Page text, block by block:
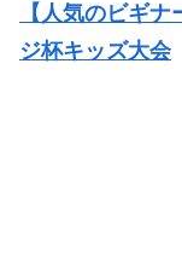
【人気のビギ
ジ杯キッズ大会